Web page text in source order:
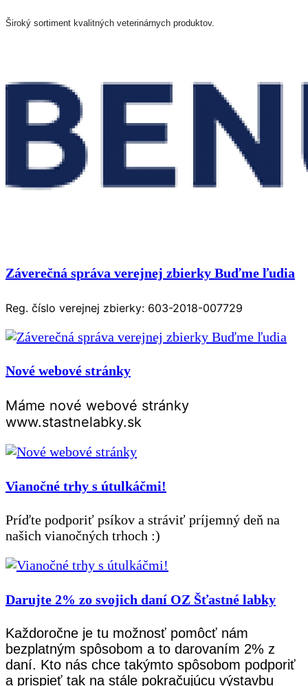
Široký sortiment kvalitných veterinárnych produktov.
Záverečná správa verejnej zbierky Buďme ľudia
Reg. číslo verejnej zbierky: 603-2018-007729
Nové webové stránky
Máme nové webové stránky
www.stastnelabky.sk
Vianočné trhy s útulkáčmi!
Príďte podporiť psíkov a stráviť príjemný deň na
našich vianočných trhoch :)
Darujte 2% zo svojich daní OZ Šťastné labky
Každoročne je tu možnosť pomôcť nám
bezplatným spôsobom a to darovaním 2% z
daní. Kto nás chce takýmto spôsobom podporiť
a prispieť tak na stále pokračujúcu výstavbu